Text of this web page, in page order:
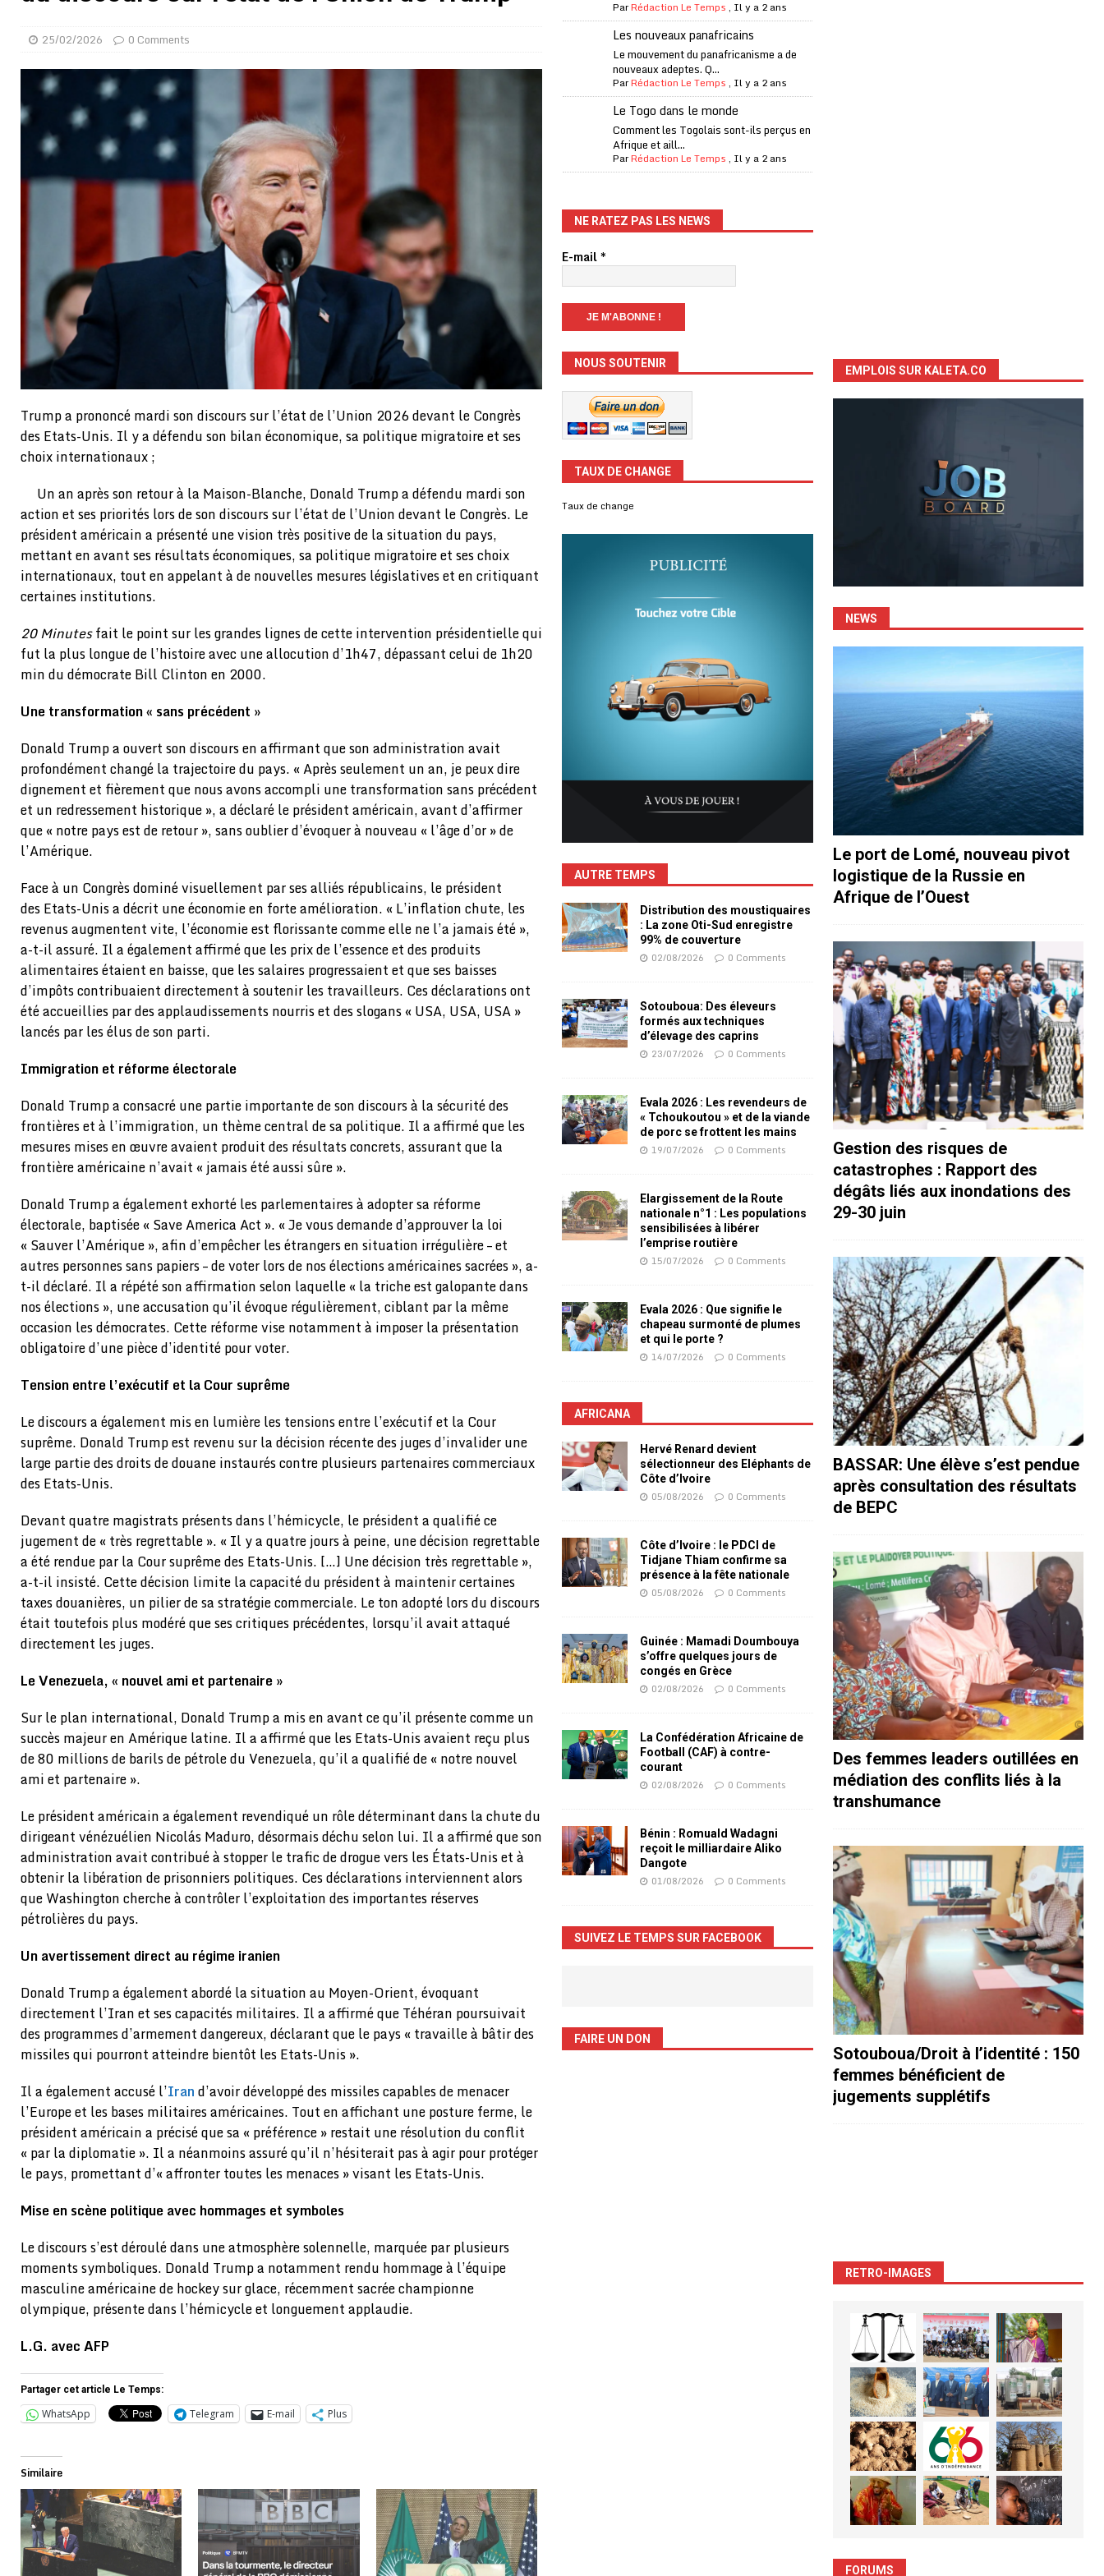
A LA UNE
[ 02/08/2026 ] La Confédération Africaine de Football (CAF) à contre-courant
[ 01/08/2026 ] Quatre candidats à la succession d’Infantino à la tête de la FIFA
A LA UNE
[ 01/08/2026 ]
Bénin : Romuald Wadagni reçoit le milliardaire Aliko Dangote
[ 31/07/2026 ]
Niger : le FMI débloque une bouffée d’oxygène financière
[ 31/07/2026 ]
Franco Baresi, légendaire défenseur de l’Italie et de l’AC Milan, est mort à 66 ans
A LA UNE
[ 31/07/2026 ] Benjamin Mendy a vendu aux enchères son trophée de la Coupe du monde
Bénin : les membres du Sénat installés
A LA UNE
Projet d’investisseurs à la Fifa: l’UEFA menace à «l’unanimité» d’un boycott des Coupes du monde
BUSINESS
Mali : au moins 19 soldats exécutés, Amnesty International exige une enquête
Hervé Renard devient sélectionneur des Eléphants de Côte d’Ivoire
25/02/2026 0 Comments
Trump a prononcé mardi son discours sur l’état de l’Union 2026 devant le Congrès
des Etats-Unis. Il y a défendu son bilan économique, sa politique migratoire et ses
choix internationaux ;
Un an après son retour à la Maison-Blanche, Donald Trump a défendu mardi son
action et ses priorités lors de son discours sur l’état de l’Union devant le Congrès. Le
président américain a présenté une vision très positive de la situation du pays,
mettant en avant ses résultats économiques, sa politique migratoire et ses choix
internationaux, tout en appelant à de nouvelles mesures législatives et en critiquant
certaines institutions.
20 Minutesfait le point sur les grandes lignes de cette intervention présidentielle qui
fut la plus longue de l’histoire avec une allocution d’1h47, dépassant celui de 1h20
min du démocrate Bill Clinton en 2000.
Une transformation « sans précédent »
Donald Trump a ouvert son discours en affirmant que son administration avait
profondément changé la trajectoire du pays. « Après seulement un an, je peux dire
dignement et fièrement que nous avons accompli une transformation sans précédent
et un redressement historique », a déclaré le président américain, avant d’affirmer
que « notre pays est de retour », sans oublier d’évoquer à nouveau « l’âge d’or » de
l’Amérique.
Face à un Congrès dominé visuellement par ses alliés républicains, le président
des Etats-Unis a décrit une économie en forte amélioration. « L’inflation chute, les
revenus augmentent vite, l’économie est florissante comme elle ne l’a jamais été »,
a-t-il assuré. Il a également affirmé que les prix de l’essence et des produits
alimentaires étaient en baisse, que les salaires progressaient et que ses baisses
d’impôts contribuaient directement à soutenir les travailleurs. Ces déclarations ont
été accueillies par des applaudissements nourris et des slogans « USA, USA, USA »
lancés par les élus de son parti.
Immigration et réforme électorale
Donald Trump a consacré une partie importante de son discours à la sécurité des
frontières et à l’immigration, un thème central de sa politique. Il a affirmé que les
mesures mises en œuvre avaient produit des résultats concrets, assurant que la
frontière américaine n’avait « jamais été aussi sûre ».
Donald Trump a également exhorté les parlementaires à adopter sa réforme
électorale, baptisée « Save America Act ». « Je vous demande d’approuver la loi
« Sauver l’Amérique », afin d’empêcher les étrangers en situation irrégulière – et
autres personnes sans papiers – de voter lors de nos élections américaines sacrées », a-
t-il déclaré. Il a répété son affirmation selon laquelle « la triche est galopante dans
nos élections », une accusation qu’il évoque régulièrement, ciblant par la même
occasion les démocrates. Cette réforme vise notamment à imposer la présentation
obligatoire d’une pièce d’identité pour voter.
Tension entre l’exécutif et la Cour suprême
Le discours a également mis en lumière les tensions entre l’exécutif et la Cour
suprême. Donald Trump est revenu sur la décision récente des juges d’invalider une
large partie des droits de douane instaurés contre plusieurs partenaires commerciaux
des Etats-Unis.
Devant quatre magistrats présents dans l’hémicycle, le président a qualifié ce
jugement de « très regrettable ». « Il y a quatre jours à peine, une décision regrettable
a été rendue par la Cour suprême des Etats-Unis. […] Une décision très regrettable »,
a-t-il insisté. Cette décision limite la capacité du président à maintenir certaines
taxes douanières, un pilier de sa stratégie commerciale. Le ton adopté lors du discours
était toutefois plus modéré que ses critiques précédentes, lorsqu’il avait attaqué
directement les juges.
Le Venezuela, « nouvel ami et partenaire »
Sur le plan international, Donald Trump a mis en avant ce qu’il présente comme un
succès majeur en Amérique latine. Il a affirmé que les Etats-Unis avaient reçu plus
de 80 millions de barils de pétrole du Venezuela, qu’il a qualifié de « notre nouvel
ami et partenaire ».
Le président américain a également revendiqué un rôle déterminant dans la chute du
dirigeant vénézuélien Nicolás Maduro, désormais déchu selon lui. Il a affirmé que son
administration avait contribué à stopper le trafic de drogue vers les États-Unis et à
obtenir la libération de prisonniers politiques. Ces déclarations interviennent alors
que Washington cherche à contrôler l’exploitation des importantes réserves
pétrolières du pays.
Un avertissement direct au régime iranien
Donald Trump a également abordé la situation au Moyen-Orient, évoquant
directement l’Iran et ses capacités militaires. Il a affirmé que Téhéran poursuivait
des programmes d’armement dangereux, déclarant que le pays « travaille à bâtir des
missiles qui pourront atteindre bientôt les Etats-Unis ».
Il a également accusé l’Irand’avoir développé des missiles capables de menacer
l’Europe et les bases militaires américaines. Tout en affichant une posture ferme, le
président américain a précisé que sa « préférence » restait une résolution du conflit
« par la diplomatie ». Il a néanmoins assuré qu’il n’hésiterait pas à agir pour protéger
le pays, promettant d’« affronter toutes les menaces » visant les Etats-Unis.
Mise en scène politique avec hommages et symboles
Le discours s’est déroulé dans une atmosphère solennelle, marquée par plusieurs
moments symboliques. Donald Trump a notamment rendu hommage à l’équipe
masculine américaine de hockey sur glace, récemment sacrée championne
olympique, présente dans l’hémicycle et longuement applaudie.
L.G. avec AFP
Partager cet article Le Temps:
WhatsApp Telegram E-mail Plus
Similaire
ParRédaction Le Temps , Il y a 2 ans
Les nouveaux panafricains
Le mouvement du panafricanisme a de
nouveaux adeptes. Q...
ParRédaction Le Temps , Il y a 2 ans
Le Togo dans le monde
Comment les Togolais sont-ils perçus en
Afrique et aill...
ParRédaction Le Temps , Il y a 2 ans
NE RATEZ PAS LES NEWS
E-mail*
NOUS SOUTENIR
TAUX DE CHANGE
Taux de change
AUTRE TEMPS
Distribution des moustiquaires
: La zone Oti-Sud enregistre
99% de couverture
02/08/2026 0 Comments
Sotouboua: Des éleveurs
formés aux techniques
d’élevage des caprins
23/07/2026 0 Comments
Evala 2026 : Les revendeurs de
« Tchoukoutou » et de la viande
de porc se frottent les mains
19/07/2026 0 Comments
Elargissement de la Route
nationale n°1 : Les populations
sensibilisées à libérer
l’emprise routière
15/07/2026 0 Comments
Evala 2026 : Que signifie le
chapeau surmonté de plumes
et qui le porte ?
14/07/2026 0 Comments
AFRICANA
Hervé Renard devient
sélectionneur des Eléphants de
Côte d’Ivoire
05/08/2026 0 Comments
Côte d’Ivoire : le PDCI de
Tidjane Thiam confirme sa
présence à la fête nationale
05/08/2026 0 Comments
Guinée : Mamadi Doumbouya
s’offre quelques jours de
congés en Grèce
02/08/2026 0 Comments
La Confédération Africaine de
Football (CAF) à contre-
courant
02/08/2026 0 Comments
Bénin : Romuald Wadagni
reçoit le milliardaire Aliko
Dangote
01/08/2026 0 Comments
SUIVEZ LE TEMPS SUR FACEBOOK
FAIRE UN DON
EMPLOIS SUR KALETA.CO
NEWS
Le port de Lomé, nouveau pivot
logistique de la Russie en
Afrique de l’Ouest
Gestion des risques de
catastrophes : Rapport des
dégâts liés aux inondations des
29-30 juin
BASSAR: Une élève s’est pendue
après consultation des résultats
de BEPC
Des femmes leaders outillées en
médiation des conflits liés à la
transhumance
Sotouboua/Droit à l’identité : 150
femmes bénéficient de
jugements supplétifs
RETRO-IMAGES
FORUMS